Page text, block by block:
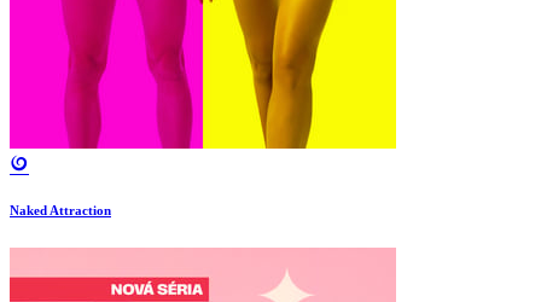
Naked Attraction